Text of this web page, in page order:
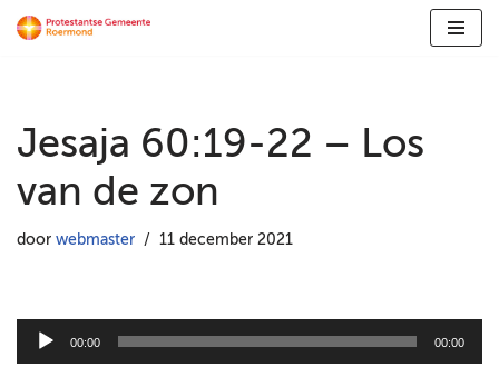
inhoud
Jesaja 60:19-22 – Los
van de zon
door webmaster 11 december 2021
00:00 00:00